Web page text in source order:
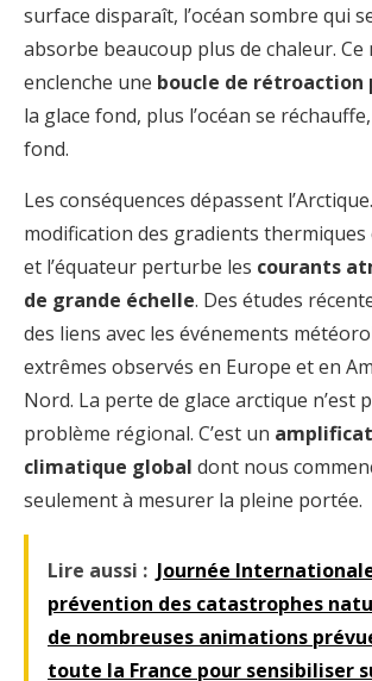
surface disparaît, l’océan sombre qui
absorbe beaucoup plus de chaleur. Ce
enclenche une boucle de rétroaction
la glace fond, plus l’océan se
fond.
Les conséquences dépassent
modification des gradients
et l’équateur perturbe les courants
de grande échelle. Des études
des liens avec les événements
extrêmes observés en Europe et en
Nord. La perte de glace arctique n’est
problème régional. C’est un
climatique global dont nous
seulement à mesurer la pleine portée.
Lire aussi : Journée
prévention des catastrophes
de nombreuses animations
toute la France pour sensibiliser